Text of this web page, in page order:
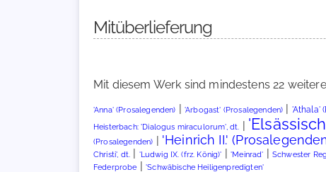
Mitüberlieferung
Mit diesem Werk sind mindestens 22
'Anna' (Prosalegenden) |'Arbogast' (Prosalegenden) | 'Athala'
Heisterbach: 'Dialogus miraculorum', dt. |
(Prosalegenden) | 'Heinrich II.'
Christi', dt. | 'Ludwig IX. (frz. König)' |'Meinrad' | Schwester
Federprobe |'Schwäbische Heiligenpredigten'